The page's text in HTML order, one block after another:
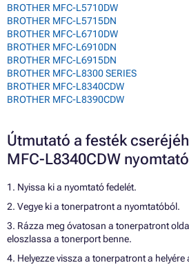
BROTHER MFC-L5710DW
BROTHER MFC-L5715DN
BROTHER MFC-L6710DW
BROTHER MFC-L6910DN
BROTHER MFC-L6915DN
BROTHER MFC-L8300 SERIES
BROTHER MFC-L8340CDW
BROTHER MFC-L8390CDW
Útmutató a festék
MFC-L8340CDW
1. Nyissa ki a nyomtató fedelét.
2. Vegye ki a tonerpatront a nyomtatóból.
3. Rázza meg óvatosan a tonerpatront
eloszlassa a tonerport benne.
4. Helyezze vissza a tonerpatront a